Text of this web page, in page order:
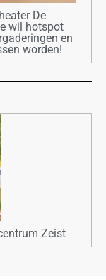
De
wil hotspot
en
worden!
Zeist